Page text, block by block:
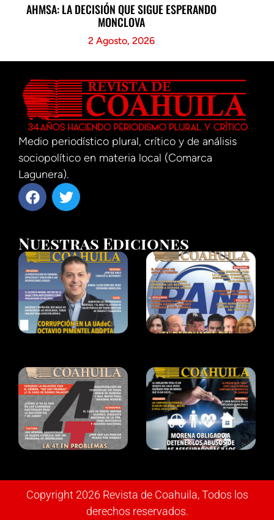
AHMSA: LA DECISIÓN QUE SIGUE ESPERANDO
MONCLOVA
2 Agosto, 2026
Medio periodístico plural, crítico y de análisis
sociopolítico en materia local (Comarca
Lagunera).
Nuestras Ediciones
Copyright 2026 Revista de Coahuila, Todos los
derechos reservados.